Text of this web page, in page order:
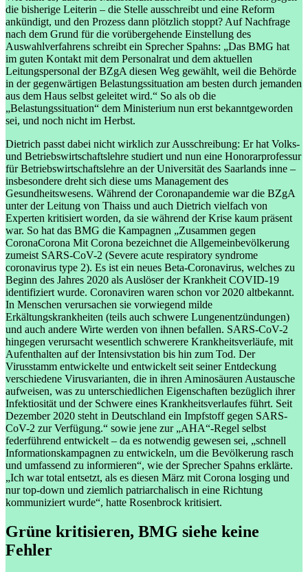
die bisherige Leiterin – die Stelle ausschreibt und eine Reform
ankündigt, und den Prozess dann plötzlich stoppt? Auf Nachfrage
nach dem Grund für die vorübergehende Einstellung des
Auswahlverfahrens schreibt ein Sprecher Spahns: „Das BMG hat
im guten Kontakt mit dem Personalrat und dem aktuellen
Leitungspersonal der BZgA diesen Weg gewählt, weil die Behörde
in der gegenwärtigen Belastungssituation am besten durch jemanden
aus dem Haus selbst geleitet wird.“ So als ob die
„Belastungssituation“ dem Ministerium nun erst bekanntgeworden
sei, und noch nicht im Herbst.
Dietrich passt dabei nicht wirklich zur Ausschreibung: Er hat Volks-
und Betriebswirtschaftslehre studiert und nun eine Honorarprofessur
für Betriebswirtschaftslehre an der Universität des Saarlands inne –
insbesondere dreht sich diese ums Management des
Gesundheitswesens. Während der Coronapandemie war die BZgA
unter der Leitung von Thaiss und auch Dietrich vielfach von
Experten kritisiert worden, da sie während der Krise kaum präsent
war. So hat das BMG die Kampagnen „Zusammen gegen
CoronaCorona Mit Corona bezeichnet die Allgemeinbevölkerung
zumeist SARS-CoV-2 (Severe acute respiratory syndrome
coronavirus type 2). Es ist ein neues Beta-Coronavirus, welches zu
Beginn des Jahres 2020 als Auslöser der Krankheit COVID-19
identifiziert wurde. Coronaviren waren schon vor 2020 altbekannt.
In Menschen verursachen sie vorwiegend milde
Erkältungskrankheiten (teils auch schwere Lungenentzündungen)
und auch andere Wirte werden von ihnen befallen. SARS-CoV-2
hingegen verursacht wesentlich schwerere Krankheitsverläufe, mit
Aufenthalten auf der Intensivstation bis hin zum Tod. Der
Virusstamm entwickelte und entwickelt seit seiner Entdeckung
verschiedene Virusvarianten, die in ihren Aminosäuren Austausche
aufweisen, was zu unterschiedlichen Eigenschaften bezüglich ihrer
Infektiosität und der Schwere eines Krankheitsverlaufes führt. Seit
Dezember 2020 steht in Deutschland ein Impfstoff gegen SARS-
CoV-2 zur Verfügung.“ sowie jene zur „AHA“-Regel selbst
federführend entwickelt – da es notwendig gewesen sei, „schnell
Informationskampagnen zu entwickeln, um die Bevölkerung rasch
und umfassend zu informieren“, wie der Sprecher Spahns erklärte.
„Ich war total entsetzt, als es diesen März mit Corona losging und
nur top-down und ziemlich patriarchalisch in eine Richtung
kommuniziert wurde“, hatte Rosenbrock kritisiert.
Grüne kritisieren, BMG siehe keine
Fehler